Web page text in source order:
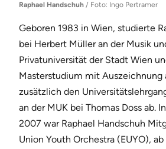
Raphael Handschuh / Foto: Ingo Pertramer
Geboren 1983 in Wien, studierte
bei Herbert Müller an der Musik
Privatuniversität der Stadt Wien
Masterstudium mit Auszeichnung
zusätzlich den
an der MUK bei Thomas Doss ab.
2007 war Raphael Handschuh
Union Youth Orchestra (EUYO),